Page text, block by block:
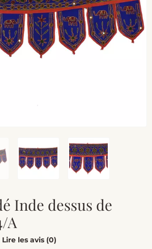
Inde dessus de
A
Lire les avis (0)